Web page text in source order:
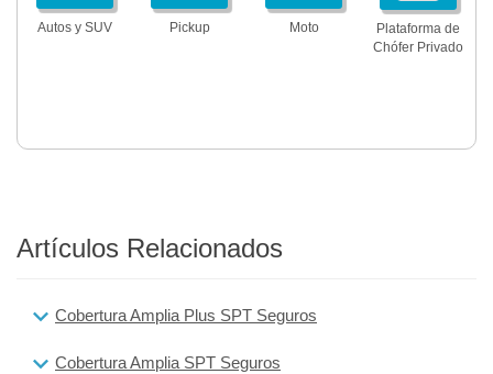
Autos y SUV Pickup Moto
Plataforma de
Chófer Privado
Artículos Relacionados
Cobertura Amplia Plus SPT Seguros
Cobertura Amplia SPT Seguros